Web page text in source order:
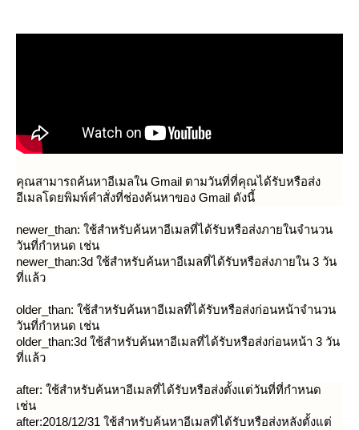
คุณสามารถค้นหาอีเมลใน Gmail ตามวันที่ที่คุณได้รับหรือส่ง
อีเมลโดยพิมพ์คำสั่งที่ช่องค้นหาของ Gmail ดังนี้
newer_than: ใช้สำหรับค้นหาอีเมลที่ได้รับหรือส่งภายในจำนวน
วันที่กำหนด เช่น
newer_than:3d ใช้สำหรับค้นหาอีเมลที่ได้รับหรือส่งภายใน 3 วัน
ที่แล้ว
older_than: ใช้สำหรับค้นหาอีเมลที่ได้รับหรือส่งก่อนหน้าจำนวน
วันที่กำหนด เช่น
older_than:3d ใช้สำหรับค้นหาอีเมลที่ได้รับหรือส่งก่อนหน้า 3 วัน
ที่แล้ว
after: ใช้สำหรับค้นหาอีเมลที่ได้รับหรือส่งตั้งแต่วันที่ที่กำหนด
เช่น
after:2018/12/31 ใช้สำหรับค้นหาอีเมลที่ได้รับหรือส่งหลังตั้งแต่